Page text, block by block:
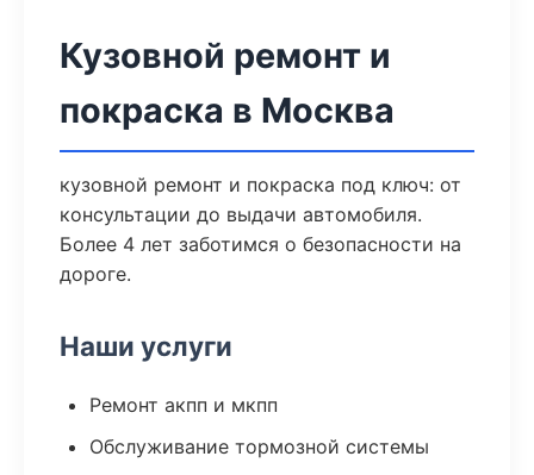
Кузовной ремонт и
покраска в Москва
кузовной ремонт и покраска под ключ: от
консультации до выдачи автомобиля.
Более 4 лет заботимся о безопасности на
дороге.
Наши услуги
Ремонт акпп и мкпп
Обслуживание тормозной системы